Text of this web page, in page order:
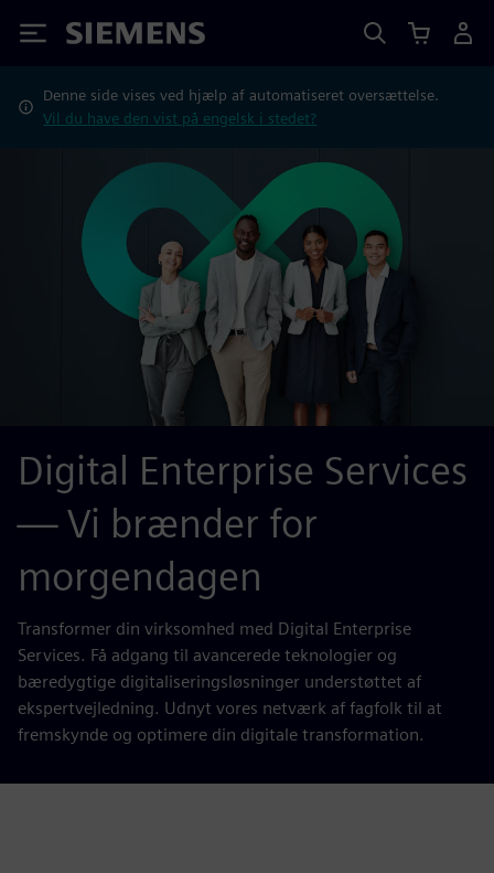
Siemens
Denne side vises ved hjælp af automatiseret oversættelse.
Vil du have den vist på engelsk i stedet?
Digital Enterprise Services
— Vi brænder for
morgendagen
Transformer din virksomhed med Digital Enterprise
Services. Få adgang til avancerede teknologier og
bæredygtige digitaliseringsløsninger understøttet af
ekspertvejledning. Udnyt vores netværk af fagfolk til at
fremskynde og optimere din digitale transformation.